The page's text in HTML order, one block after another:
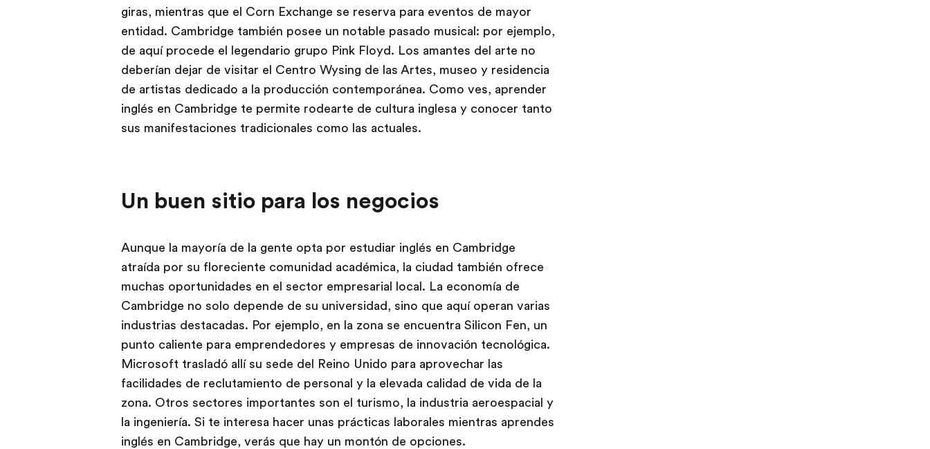
giras, mientras que el Corn Exchange se reserva para eventos de mayor
entidad. Cambridge también posee un notable pasado musical: por ejemplo,
de aquí procede el legendario grupo Pink Floyd. Los amantes del arte no
deberían dejar de visitar el Centro Wysing de las Artes, museo y residencia
de artistas dedicado a la producción contemporánea. Como ves, aprender
inglés en Cambridge te permite rodearte de cultura inglesa y conocer tanto
sus manifestaciones tradicionales como las actuales.
Un buen sitio para los negocios
Aunque la mayoría de la gente opta por estudiar inglés en Cambridge
atraída por su floreciente comunidad académica, la ciudad también ofrece
muchas oportunidades en el sector empresarial local. La economía de
Cambridge no solo depende de su universidad, sino que aquí operan varias
industrias destacadas. Por ejemplo, en la zona se encuentra Silicon Fen, un
punto caliente para emprendedores y empresas de innovación tecnológica.
Microsoft trasladó allí su sede del Reino Unido para aprovechar las
facilidades de reclutamiento de personal y la elevada calidad de vida de la
zona. Otros sectores importantes son el turismo, la industria aeroespacial y
la ingeniería. Si te interesa hacer unas prácticas laborales mientras aprendes
inglés en Cambridge, verás que hay un montón de opciones.